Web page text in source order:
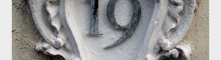
que abarcaba desiertos, costas y regiones que más tarde serían
conocidas como Cirenaica , Tripolitania y otras zo...